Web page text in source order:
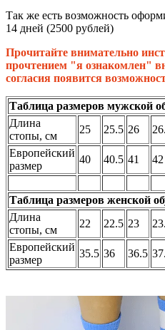
Так же есть возможность
14 дней (2500 рублей)
Прочитайте внимательно
прочтением "я ознакомлен"
согласия появится
Таблица размеров мужской
Длина
стопы, см
25 25.5 26
Европейский
размер
40 40.5 41 42
Таблица размеров женской
Длина
стопы, см
22 22.5 23
Европейский
размер
35.5 36 36.5